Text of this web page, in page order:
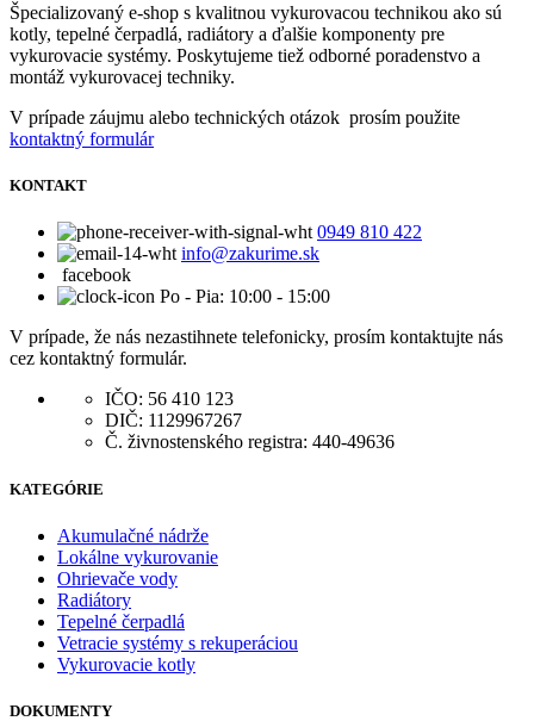
Špecializovaný e-shop s kvalitnou vykurovacou technikou ako sú
kotly, tepelné čerpadlá, radiátory a ďalšie komponenty pre
vykurovacie systémy. Poskytujeme tiež odborné poradenstvo a
montáž vykurovacej techniky.
V prípade záujmu alebo technických otázok prosím použite
kontaktný formulár
KONTAKT
0949 810 422
info@zakurime.sk
facebook
Po - Pia: 10:00 - 15:00
V prípade, že nás nezastihnete telefonicky, prosím kontaktujte nás
cez kontaktný formulár.
IČO: 56 410 123
DIČ: 1129967267
Č. živnostenského registra: 440-49636
KATEGÓRIE
Akumulačné nádrže
Lokálne vykurovanie
Ohrievače vody
Radiátory
Tepelné čerpadlá
Vetracie systémy s rekuperáciou
Vykurovacie kotly
DOKUMENTY